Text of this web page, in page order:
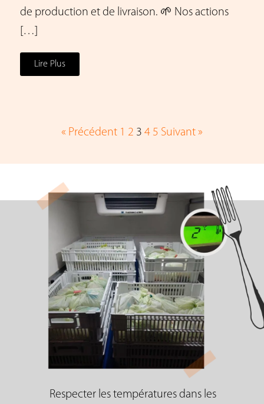
de production et de livraison. 🌱 Nos actions
[…]
Lire Plus
« Précédent 1 2 3 4 5 Suivant »
Respecter les températures dans les